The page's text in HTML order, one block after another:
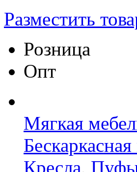
Разместить
Розница
Опт
Мягкая
Кресла,